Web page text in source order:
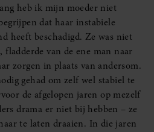
heb ik mijn moeder niet
dat haar instabiele
heeft beschadigd. Ze was niet
van de ene man naar
zorgen in plaats van andersom.
gehad om zelf wel stabiel te
de afgelopen jaren op mezelf
drama er niet bij hebben – ze
te laten draaien. In die jaren